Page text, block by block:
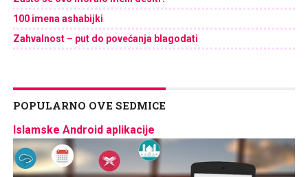
100 imena ashabijki
Zahvalnost – put do povećanja blagodati
POPULARNO OVE SEDMICE
Islamske Android aplikacije